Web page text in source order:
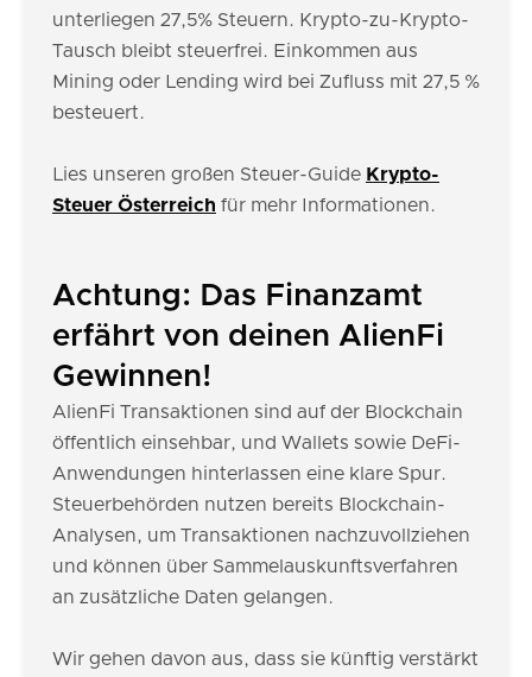
unterliegen 27,5% Steuern. Krypto-zu-Krypto-
Tausch bleibt steuerfrei. Einkommen aus
Mining oder Lending wird bei Zufluss mit 27,5 %
besteuert.
Lies unseren großen Steuer-Guide Krypto-
Steuer Österreich für mehr Informationen.
Achtung: Das Finanzamt
erfährt von deinen AlienFi
Gewinnen!
AlienFi Transaktionen sind auf der Blockchain
öffentlich einsehbar, und Wallets sowie DeFi-
Anwendungen hinterlassen eine klare Spur.
Steuerbehörden nutzen bereits Blockchain-
Analysen, um Transaktionen nachzuvollziehen
und können über Sammelauskunftsverfahren
an zusätzliche Daten gelangen.
Wir gehen davon aus, dass sie künftig verstärkt